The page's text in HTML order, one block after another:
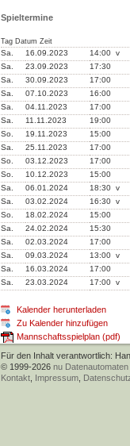
Spieltermine
Tag Datum Zeit
Sa. 16.09.2023 14:00 v
Sa.
23.09.2023 17:30
Sa.
30.09.2023 17:00
Sa.
07.10.2023 16:00
Sa.
04.11.2023 17:00
Sa.
11.11.2023 19:00
So.
19.11.2023 15:00
Sa.
25.11.2023 17:00
So.
03.12.2023 17:00
So.
10.12.2023 15:00
Sa.
06.01.2024 18:30 v
Sa.
03.02.2024 16:30 v
So.
18.02.2024 15:00
Sa.
24.02.2024 15:30
Sa.
02.03.2024 17:00
Sa.
09.03.2024 13:00 v
Sa.
16.03.2024 17:00
Sa.
23.03.2024 17:00 v
Kalender herunterladen
Zu Kalender hinzufügen
Mannschaftsspielplan (pdf)
Für den Inhalt verantwortlich:
© 1999-2026 nu
Kontakt Impressum